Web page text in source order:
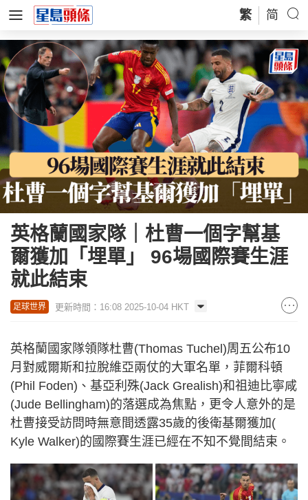
繁 简
英格蘭國家隊｜杜曹一個字幫基
爾獲加「埋單」 96場國際賽生涯
就此結束
足球世界 更新時間：16:08 2025-10-04 HKT
英格蘭國家隊領隊杜曹(Thomas Tuchel)周五公布10
月對威爾斯和拉脫維亞兩仗的大軍名單，菲爾科頓
(Phil Foden)、基亞利殊(Jack Grealish)和祖迪比寧咸
(Jude Bellingham)的落選成為焦點，更令人意外的是
杜曹接受訪問時無意間透露35歲的後衛基爾獲加(
Kyle Walker)的國際賽生涯已經在不知不覺間結束。